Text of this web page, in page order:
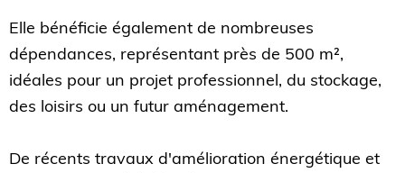
Elle bénéficie également de nombreuses
dépendances, représentant près de 500 m²,
idéales pour un projet professionnel, du stockage,
des loisirs ou un futur aménagement.
De récents travaux d'amélioration énergétique et